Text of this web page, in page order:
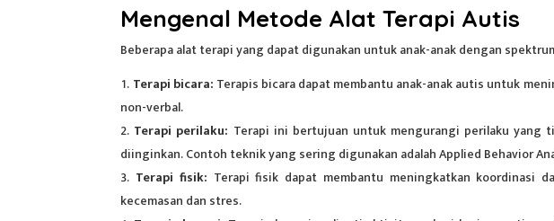
Mengenal Metode Alat Terapi Autis
Beberapaalat terapiyang dapat digunakan untuk anak-anak dengan
Terapi bicara: Terapis bicara dapat membantu anak-anak autis untuk
non-verbal.
Terapi perilaku: Terapi ini bertujuan untuk mengurangi perilaku yang
diinginkan. Contoh teknik yang sering digunakan adalah Applied Behavior
Terapi fisik: Terapi fisik dapat membantu meningkatkan koordinasi
kecemasan dan stres.